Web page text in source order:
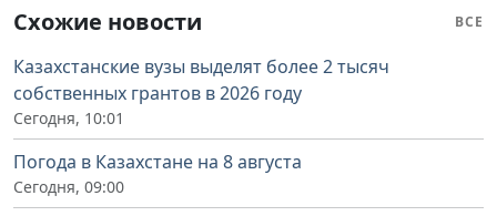
Схожие новости ВСЕ
Казахстанские вузы выделят более 2 тысяч
собственных грантов в 2026 году
Сегодня, 10:01
Погода в Казахстане на 8 августа
Сегодня, 09:00